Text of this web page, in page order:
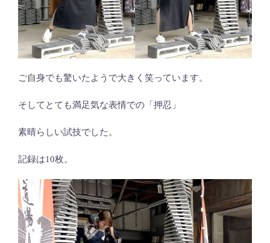
ご自身でも驚いたようで大きく笑っています。
そしてとても満足気な表情での「押忍」
素晴らしい試技でした。
記録は10枚。